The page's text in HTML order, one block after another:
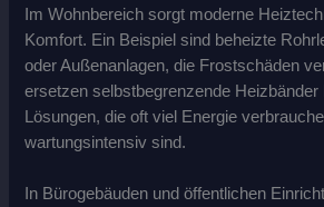
Im Wohnbereich sorgt moderne
Komfort. Ein Beispiel sind beheizte
oder Außenanlagen, die Frostschäden
ersetzen selbstbegrenzende
Lösungen, die oft viel Energie
wartungsintensiv sind.
In Bürogebäuden und öffentlichen